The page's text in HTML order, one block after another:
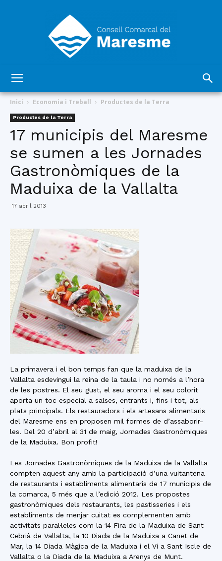
Comarcal
del
Inici Economia i Treball Productes de la Terra
Productes de la Terra
17 municipis del Maresme
se sumen a les Jornades
Gastronòmiques de la
Maduixa de la Vallalta
17 abril 2013
La primavera i el bon temps fan que la maduixa de la
Vallalta esdevingui la reina de la taula i no només a l’hora
de les postres. El seu gust, el seu aroma i el seu colorit
aporta un toc especial a salses, entrants i, fins i tot, als
plats principals. Els restauradors i els artesans alimentaris
del Maresme ens en proposen mil formes de d’assaborir-
les. Del 20 d’abril al 31 de maig, Jornades Gastronòmiques
de la Maduixa. Bon profit!
Les Jornades Gastronòmiques de la Maduixa de la Vallalta
compten aquest any amb la participació d’una vuitantena
de restaurants i establiments alimentaris de 17 municipis de
la comarca, 5 més que a l’edició 2012. Les propostes
gastronòmiques dels restaurants, les pastisseries i els
establiments de menjar cuitat es complementen amb
activitats paral·leles com la 14 Fira de la Maduixa de Sant
Cebrià de Vallalta, la 10 Diada de la Maduixa a Canet de
Mar, la 14 Diada Màgica de la Maduixa i el Vi a Sant Iscle de
Vallalta o la Diada de la Maduixa a Arenys de Munt.